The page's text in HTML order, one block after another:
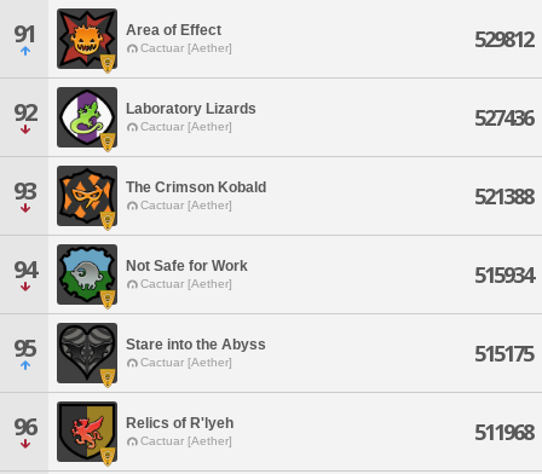
91 Area of Effect
Cactuar [Aether] 529812
92 Laboratory Lizards
Cactuar [Aether] 527436
93 The Crimson Kobald
Cactuar [Aether] 521388
94 Not Safe for Work
Cactuar [Aether] 515934
95 Stare into the Abyss
Cactuar [Aether] 515175
96 Relics of R'lyeh
Cactuar [Aether] 511968